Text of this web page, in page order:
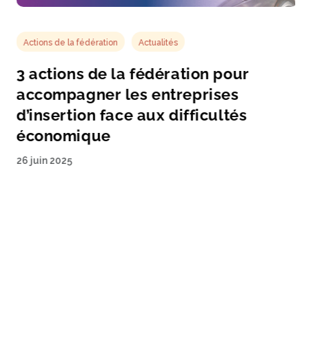
Actions de la fédération Actualités
3 actions de la fédération pour
accompagner les entreprises
d’insertion face aux difficultés
économique
26 juin 2025